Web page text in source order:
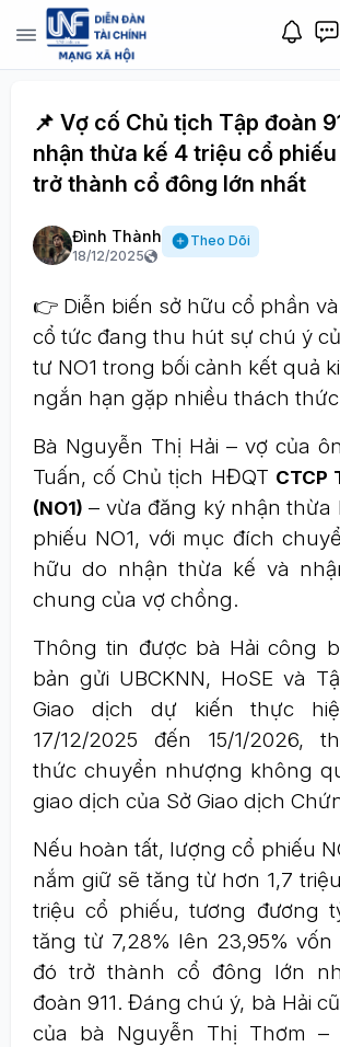
📌 Vợ cố Chủ tịch Tập đoàn
nhận thừa kế 4 triệu cổ phiếu
trở thành cổ đông lớn nhất
Đình Thành
18/12/2025
Theo Dõi
👉 Diễn biến sở hữu cổ phần
cổ tức đang thu hút sự chú ý
tư NO1 trong bối cảnh kết quả
ngắn hạn gặp nhiều thách
Bà Nguyễn Thị Hải – vợ của
Tuấn, cố Chủ tịch HĐQT CTCP
(NO1) – vừa đăng ký nhận thừa
phiếu NO1, với mục đích
hữu do nhận thừa kế và
chung của vợ chồng.
Thông tin được bà Hải công
bản gửi UBCKNN, HoSE và
Giao dịch dự kiến thực
17/12/2025 đến 15/1/2026,
thức chuyển nhượng không
giao dịch của Sở Giao dịch
Nếu hoàn tất, lượng cổ phiếu
nắm giữ sẽ tăng từ hơn 1,7
triệu cổ phiếu, tương đương
tăng từ 7,28% lên 23,95% vốn
đó trở thành cổ đông lớn
đoàn 911. Đáng chú ý, bà Hải
của bà Nguyễn Thị Thơm –